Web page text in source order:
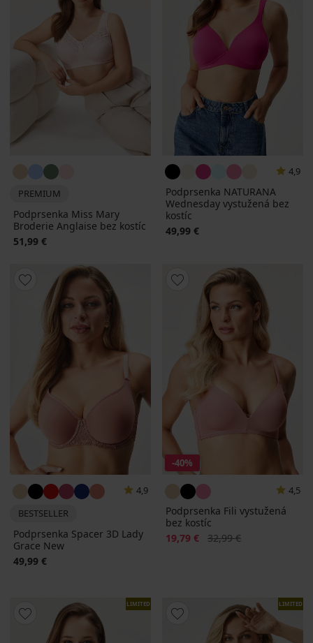
PREMIUM
Podprsenka Miss Mary
Broderie Anglaise bez kostíc
51,99 €
4,9
Podprsenka NATURANA
Wednesday vystužená bez
kostíc
49,99 €
4,9
BESTSELLER
Podprsenka Spacer 3D Lady
Grace New
49,99 €
-40%
4,5
Podprsenka Fili vystužená
bez kostíc
Zľava
19,79 € Pôvodná cena
32,99 €
LIMITED LIMITED